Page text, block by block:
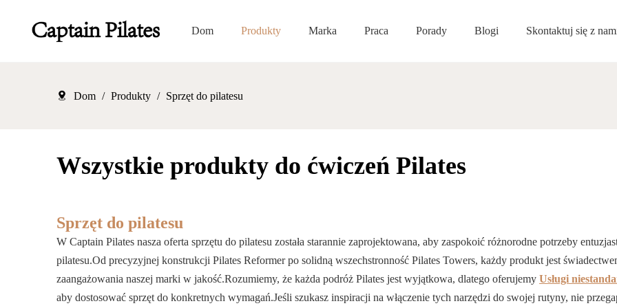
Dom Produkty Marka Praca Porady Blogi Skontaktuj się z
Dom / Produkty / Sprzęt do pilatesu
Wszystkie produkty do ćwiczeń Pilates
Sprzęt do pilatesu
W Captain Pilates nasza oferta sprzętu do pilatesu została starannie zaprojektowana, aby zaspokoić różnorodne potrzeby
pilatesu.Od precyzyjnej konstrukcji Pilates Reformer po solidną wszechstronność Pilates Towers, każdy produkt jest
zaangażowania naszej marki w jakość.Rozumiemy, że każda podróż Pilates jest wyjątkowa, dlatego oferujemy Usługi
aby dostosować sprzęt do konkretnych wymagań.Jeśli szukasz inspiracji na włączenie tych narzędzi do swojej rutyny, nie